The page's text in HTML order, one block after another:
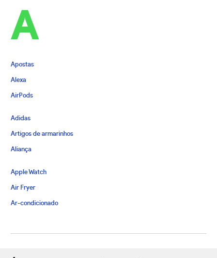
A
Apostas
Alexa
AirPods
Adidas
Artigos de armarinhos
Aliança
Apple Watch
Air Fryer
Ar-condicionado